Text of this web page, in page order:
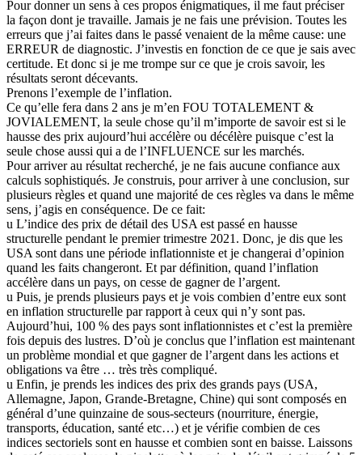
Pour donner un sens à ces propos énigmatiques, il me faut préciser
la façon dont je travaille. Jamais je ne fais une prévision. Toutes les
erreurs que j’ai faites dans le passé venaient de la même cause: une
ERREUR de diagnostic. J’investis en fonction de ce que je sais avec
certitude. Et donc si je me trompe sur ce que je crois savoir, les
résultats seront décevants.
Prenons l’exemple de l’inflation.
Ce qu’elle fera dans 2 ans je m’en FOU TOTALEMENT &
JOVIALEMENT, la seule chose qu’il m’importe de savoir est si le
hausse des prix aujourd’hui accélère ou décélère puisque c’est la
seule chose aussi qui a de l’INFLUENCE sur les marchés.
Pour arriver au résultat recherché, je ne fais aucune confiance aux
calculs sophistiqués. Je construis, pour arriver à une conclusion, sur
plusieurs règles et quand une majorité de ces règles va dans le même
sens, j’agis en conséquence. De ce fait:
u L’indice des prix de détail des USA est passé en hausse
structurelle pendant le premier trimestre 2021. Donc, je dis que les
USA sont dans une période inflationniste et je changerai d’opinion
quand les faits changeront. Et par définition, quand l’inflation
accélère dans un pays, on cesse de gagner de l’argent.
u Puis, je prends plusieurs pays et je vois combien d’entre eux sont
en inflation structurelle par rapport à ceux qui n’y sont pas.
Aujourd’hui, 100 % des pays sont inflationnistes et c’est la première
fois depuis des lustres. D’où je conclus que l’inflation est maintenant
un problème mondial et que gagner de l’argent dans les actions et
obligations va être … très très compliqué.
u Enfin, je prends les indices des prix des grands pays (USA,
Allemagne, Japon, Grande-Bretagne, Chine) qui sont composés en
général d’une quinzaine de sous-secteurs (nourriture, énergie,
transports, éducation, santé etc…) et je vérifie combien de ces
indices sectoriels sont en hausse et combien sont en baisse. Laissons